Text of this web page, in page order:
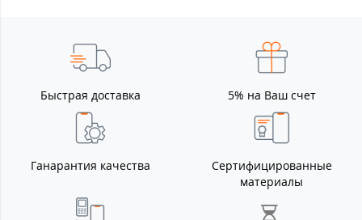
Быстрая доставка 5% на Ваш счет
Ганарантия качества
Сертифицированные
материалы